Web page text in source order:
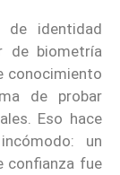
identidad
de biometría
conocimiento
de probar
Eso hace
un
confianza fue